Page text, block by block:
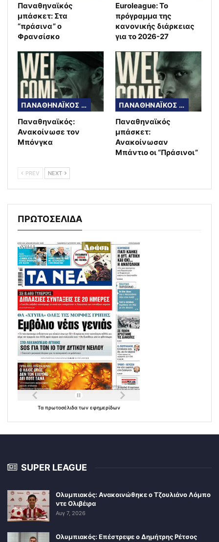
Παναθηναϊκός
μπάσκετ: Στα
“πράσινα” ο
Φρανσίσκο
Euroleague: Το
πρόγραμμα της
κανονικής διάρκειας
για το 2026-27
ΠΑΝΑΘΗΝΑΪΚΟΣ ΜΠΑΣΚΕΤ
Παναθηναϊκός:
Ανακοίνωσε τον
Μπόνγκα
ΠΑΝΑΘΗΝΑΪΚΟΣ ΜΠΑΣΚΕΤ
Παναθηναϊκός
μπάσκετ:
Ανακοίνωσαν
Μπάντιο οι “Πράσινοι”
PREV NEXT
ΠΡΩΤΟΣΕΛΙΔΑ
Τα πρωτοσέλιδα των εφημερίδων
SUPER LEAGUE
Ολυμπιακός: Ανακοινώθηκε ο Τζουλιάνο Λόμπο
ντε Ολιβέιρα
Αυγ 7, 2026
Ολυμπιακός: Επέστρεψε ο Δημήτρης Ρέτσος